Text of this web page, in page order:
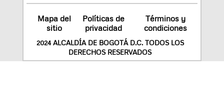
Mapa del
sitio
Políticas de
privacidad
Términos y
condiciones
2024 ALCALDÍA DE BOGOTÁ D.C. TODOS LOS
DERECHOS RESERVADOS